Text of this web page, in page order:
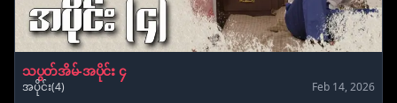
သပွတ်အိမ်-အပိုင်း ၄
အပိုင်း(4) Feb 14, 2026